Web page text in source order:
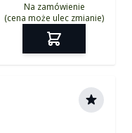
Na zamówienie
(cena może ulec zmianie)